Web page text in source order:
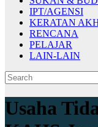
IPT/AGENSI
KERATAN
RENCANA
PELAJAR
LAIN-LAIN
Usaha